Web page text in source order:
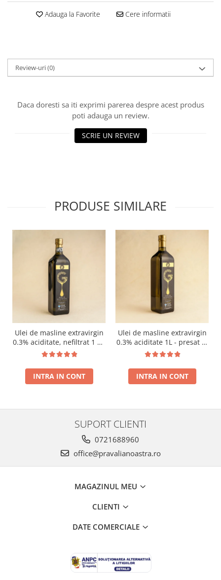
Adauga la Favorite Cere informatii
Review-uri(0)
Daca doresti sa iti exprimi parerea despre acest produs
poti adauga un review.
SCRIE UN REVIEW
PRODUSE SIMILARE
Ulei de masline extravirgin
0.3% aciditate, nefiltrat 1 L -
presat la rece RECOLTA
INTRA IN CONT
Ulei de masline extravirgin
0.3% aciditate 1L - presat la
rece RECOLTA NOUA
INTRA IN CONT
SUPORT CLIENTI
0721688960
office@pravalianoastra.ro
MAGAZINUL MEU
CLIENTI
DATE COMERCIALE